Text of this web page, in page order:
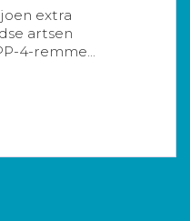
extra
artsen
4-remme...